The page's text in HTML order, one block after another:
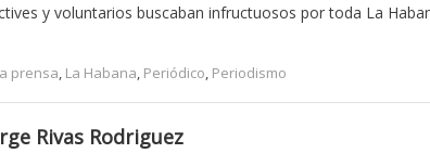
y voluntarios buscaban infructuosos por toda La
prensa, La Habana, Periódico, Periodismo
Rivas Rodriguez